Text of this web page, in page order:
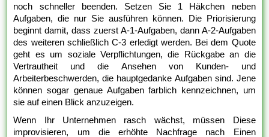
noch schneller beenden. Setzen Sie 1 Häkchen neben
Aufgaben, die nur Sie ausführen können. Die Priorisierung
beginnt damit, dass zuerst A-1-Aufgaben, dann A-2-Aufgaben
des weiteren schließlich C-3 erledigt werden. Bei dem Quote
geht es um soziale Verpflichtungen, die Rückgabe an die
Vertrautheit und die Ansehen von Kunden- und
Arbeiterbeschwerden, die hauptgedanke Aufgaben sind. Jene
können sogar genaue Aufgaben farblich kennzeichnen, um
sie auf einen Blick anzuzeigen.
Wenn Ihr Unternehmen rasch wächst, müssen Diese
improvisieren, um die erhöhte Nachfrage nach Einen